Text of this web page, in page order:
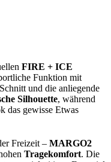
FIRE + ICE
Funktion mit
und die anliegende
Silhouette, während
das gewisse Etwas
Freizeit – MARGO2
Tragekomfort. Die